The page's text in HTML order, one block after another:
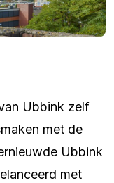
Ubbink zelf
met de
Ubbink
met